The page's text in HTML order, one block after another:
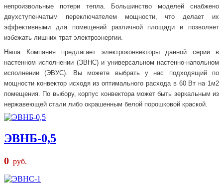
непроизвольные потери тепла. Большинство моделей снабжено
двухступенчатым переключателем мощности, что делает их
эффективными для помещений различной площади и позволяет
избежать лишних трат электроэнергии.
Наша Компания предлагает электроконвекторы данной серии в
настенном исполнении (ЭВНС) и универсальном настенно-напольном
исполнении (ЭВУС). Вы можете выбрать у нас подходящий по
мощности конвектор исходя из оптимального расхода в 60 Вт на 1м2
помещения. По выбору, корпус конвектора может быть зеркальным из
нержавеющей стали либо окрашенным белой порошковой краской.
ЭВНБ-0,5
0 руб.